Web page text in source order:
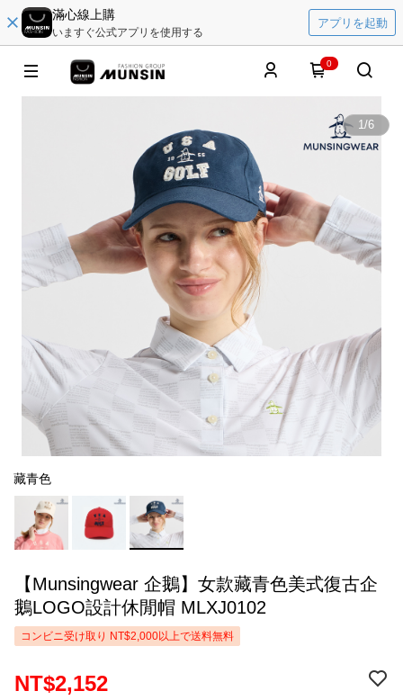
滿心線上購
いますぐ公式アプリを使用する
アプリを起動
0
1/6
藏青色
【Munsingwear 企鵝】女款藏青色美式復古企
鵝LOGO設計休閒帽 MLXJ0102
コンビニ受け取り NT$2,000以上で送料無料
NT$2,152